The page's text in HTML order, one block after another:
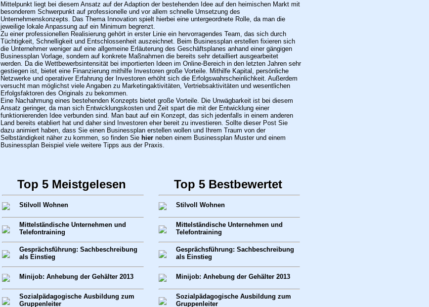
Mittelpunkt liegt bei diesem Ansatz auf der Adaption der bestehenden Idee auf den heimischen Markt mit
besonderem Schwerpunkt auf professionelle und vor allem schnelle Umsetzung des
Unternehmenskonzepts. Das Thema Innovation spielt hierbei eine untergeordnete Rolle, da man die
jeweilige lokale Anpassung auf ein Minimum begrenzt.
Zu einer professionellen Realisierung gehört in erster Linie ein hervorragendes Team, das sich durch
Tüchtigkeit, Schnelligkeit und Entschlossenheit auszeichnet. Beim Businessplan erstellen fixieren sich
die Unternehmer weniger auf eine allgemeine Erläuterung des Geschäftsplanes anhand einer gängigen
Businessplan Vorlage, sondern auf konkrete Maßnahmen die bereits sehr detailliert ausgearbeitet
werden. Da die Wettbewerbsintensität bei importierten Ideen im Online-Bereich in den letzten Jahren sehr
gestiegen ist, bietet eine Finanzierung mithilfe Investoren große Vorteile. Mithilfe Kapital, persönliche
Netzwerke und operativer Erfahrung der Investoren erhöht sich die Erfolgswahrscheinlichkeit. Außerdem
versucht man möglichst viele Angaben zu Marketingaktivitäten, Vertriebsaktivitäten und wesentlichen
Erfolgsfaktoren des Originals zu bekommen.
Eine Nachahmung eines bestehenden Konzepts bietet große Vorteile. Die Unwägbarkeit ist bei diesem
Ansatz geringer, da man sich Entwicklungskosten und Zeit spart die mit der Entwicklung einer
funktionierenden Idee verbunden sind. Man baut auf ein Konzept, das sich jedenfalls in einem anderen
Land bereits etabliert hat und daher sind Investoren eher bereit zu investieren. Sollte dieser Post Sie
dazu animiert haben, dass Sie einen Businessplan erstellen wollen und Ihrem Traum von der
Selbständigkeit näher zu kommen, so finden Sie hierneben einem Businessplan Muster und einem
Businessplan Beispiel viele weitere Tipps aus der Praxis.
Top 5 Meistgelesen
Stilvoll Wohnen
Mittelständische Unternehmen und
Telefontraining
Gesprächsführung: Sachbeschreibung
als Einstieg
Minijob: Anhebung der Gehälter 2013
Sozialpädagogische Ausbildung zum
Gruppenleiter
Top 5 Bestbewertet
Stilvoll Wohnen
Mittelständische Unternehmen und
Telefontraining
Gesprächsführung: Sachbeschreibung
als Einstieg
Minijob: Anhebung der Gehälter 2013
Sozialpädagogische Ausbildung zum
Gruppenleiter